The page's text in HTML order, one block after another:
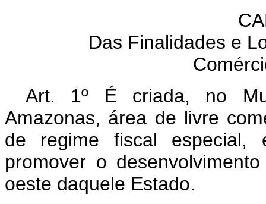
Das Finalidades e
Art. 1º É criada, no
Amazonas, área de livre
de regime fiscal especial,
promover o
oeste daquele Estado.